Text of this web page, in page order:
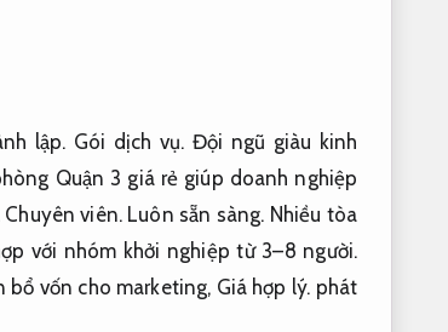
lập. Gói dịch vụ. Đội ngũ giàu kinh
Quận 3 giá rẻ giúp doanh nghiệp
Chuyên viên. Luôn sẵn sàng. Nhiều tòa
với nhóm khởi nghiệp từ 3–8 người.
bổ vốn cho marketing, Giá hợp lý. phát